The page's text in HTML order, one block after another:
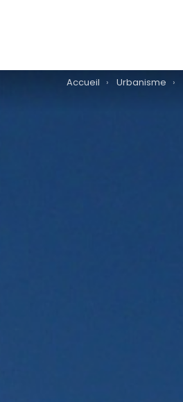
You are here:
Accueil Urbanisme